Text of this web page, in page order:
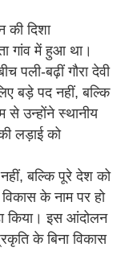
की दिशा
गांव में हुआ था।
पली-बढ़ीं गौरा देवी
बड़े पद नहीं, बल्कि
से उन्होंने स्थानीय
लड़ाई को
बल्कि पूरे देश को
के नाम पर हो
किया। इस आंदोलन
के बिना विकास